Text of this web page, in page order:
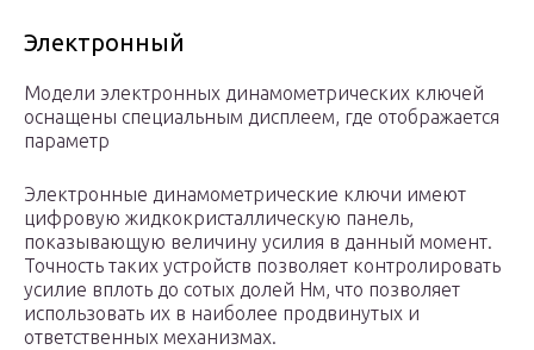
Электронный
Модели электронных динамометрических ключей
оснащены специальным дисплеем, где отображается
параметр
Электронные динамометрические ключи имеют
цифровую жидкокристаллическую панель,
показывающую величину усилия в данный момент.
Точность таких устройств позволяет контролировать
усилие вплоть до сотых долей Нм, что позволяет
использовать их в наиболее продвинутых и
ответственных механизмах.